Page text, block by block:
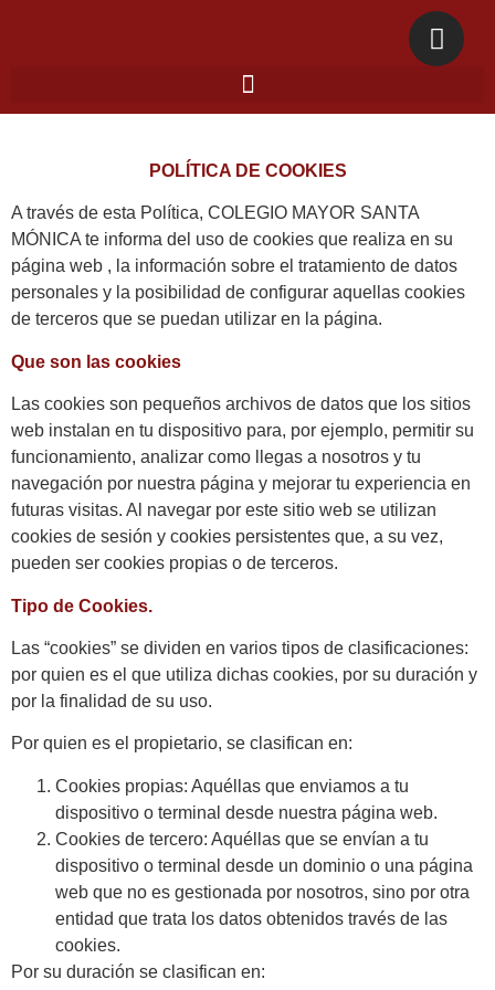
POLÍTICA DE COOKIES
A través de esta Política, COLEGIO MAYOR SANTA
MÓNICA te informa del uso de cookies que realiza en su
página web , la información sobre el tratamiento de datos
personales y la posibilidad de configurar aquellas cookies
de terceros que se puedan utilizar en la página.
Que son las cookies
Las cookies son pequeños archivos de datos que los sitios
web instalan en tu dispositivo para, por ejemplo, permitir su
funcionamiento, analizar como llegas a nosotros y tu
navegación por nuestra página y mejorar tu experiencia en
futuras visitas. Al navegar por este sitio web se utilizan
cookies de sesión y cookies persistentes que, a su vez,
pueden ser cookies propias o de terceros.
Tipo de Cookies.
Las “cookies” se dividen en varios tipos de clasificaciones:
por quien es el que utiliza dichas cookies, por su duración y
por la finalidad de su uso.
Por quien es el propietario, se clasifican en:
Cookies propias: Aquéllas que enviamos a tu
dispositivo o terminal desde nuestra página web.
Cookies de tercero: Aquéllas que se envían a tu
dispositivo o terminal desde un dominio o una página
web que no es gestionada por nosotros, sino por otra
entidad que trata los datos obtenidos través de las
cookies.
Por su duración se clasifican en: